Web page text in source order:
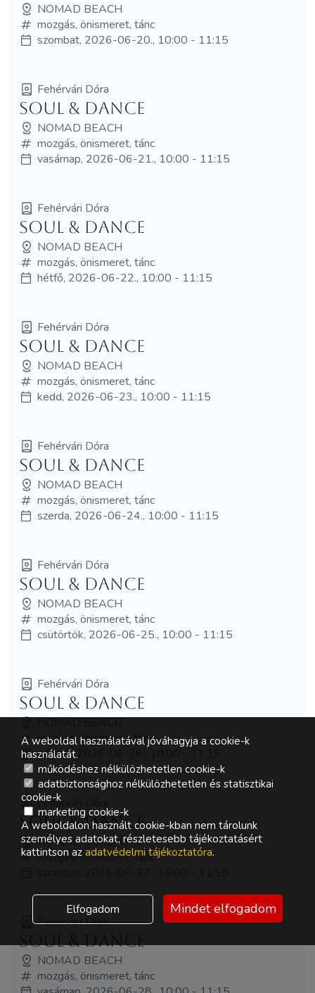
NOMAD BEACH
mozgás, önismeret, tánc
szombat, 2026-06-20., 10:00 - 11:15
Fehérvári Dóra
Soul & Dance
NOMAD BEACH
mozgás, önismeret, tánc
vasárnap, 2026-06-21., 10:00 - 11:15
Fehérvári Dóra
Soul & Dance
NOMAD BEACH
mozgás, önismeret, tánc
hétfő, 2026-06-22., 10:00 - 11:15
Fehérvári Dóra
Soul & Dance
NOMAD BEACH
mozgás, önismeret, tánc
kedd, 2026-06-23., 10:00 - 11:15
Fehérvári Dóra
Soul & Dance
NOMAD BEACH
mozgás, önismeret, tánc
szerda, 2026-06-24., 10:00 - 11:15
Fehérvári Dóra
Soul & Dance
NOMAD BEACH
mozgás, önismeret, tánc
csütörtök, 2026-06-25., 10:00 - 11:15
Fehérvári Dóra
Soul & Dance
mozgás, önismeret, tánc
péntek, 2026-06-26., 10:00 - 11:15
Fehérvári Dóra
Soul & Dance
NOMAD BEACH
mozgás, önismeret, tánc
Fehérvári Dóra
Soul & Dance
NOMAD BEACH
mozgás, önismeret, tánc
A weboldal használatával jóváhagyja a cookie-k
használatát.
működéshez nélkülözhetetlen cookie-k
adatbiztonsághoz nélkülözhetetlen és statisztikai
cookie-k
marketing cookie-k
A weboldalon használt cookie-kban nem tárolunk
személyes adatokat, részletesebb tájékoztatásért
kattintson az adatvédelmi tájékoztatóra.
Elfogadom Mindet elfogadom